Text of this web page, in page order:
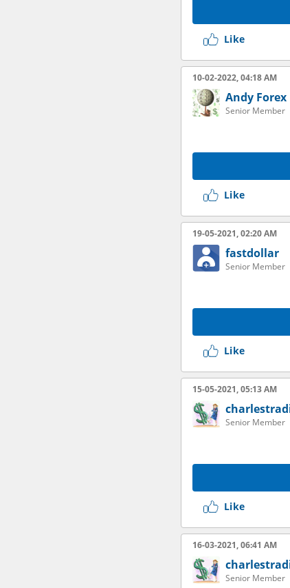
Like
10-02-2022, 04:18 AM
Andy Forex
Senior Member
Like
19-05-2021, 02:20 AM
fastdollar
Senior Member
Like
15-05-2021, 05:13 AM
Senior Member
Like
16-03-2021, 06:41 AM
Senior Member